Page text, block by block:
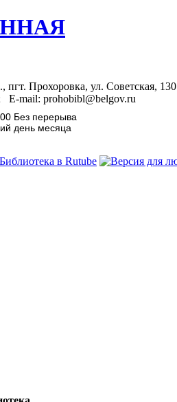
пгт. Прохоровка, ул. Советская, 130
E-mail: prohobibl@belgov.ru
Без перерыва
день месяца